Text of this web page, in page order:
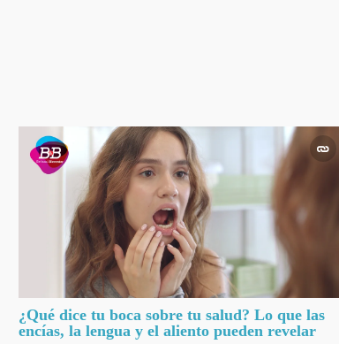
¿Qué dice tu boca sobre tu salud? Lo que las
encías, la lengua y el aliento pueden revelar